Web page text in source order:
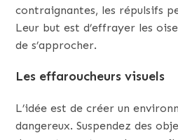
contraignantes, les répulsifs
Leur but est d’effrayer les
de s’approcher.
Les effaroucheurs visuels
L’idée est de créer un
dangereux. Suspendez des